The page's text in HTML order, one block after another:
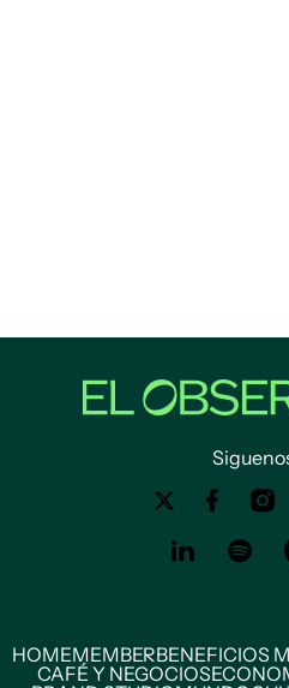
HOMEMEMBERBENEFICIOS
CAFÉ Y NEGOCIOS